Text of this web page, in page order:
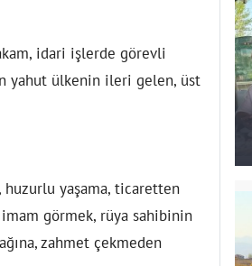
idari işlerde görevli
yahut ülkenin ileri gelen, üst
huzurlu yaşama, ticaretten
görmek, rüya sahibinin
zahmet çekmeden